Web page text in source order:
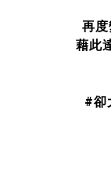
再
藉此
#卻